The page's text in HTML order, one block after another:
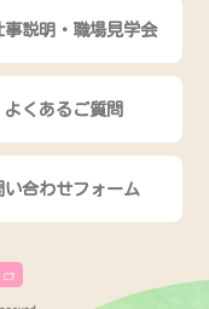
事説明・職場見学会
よくあるご質問
い合わせフォーム